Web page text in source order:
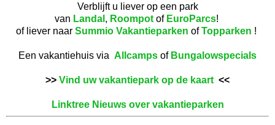
Verblijft u liever op een park
van Landal , Roompotof EuroParcs!
of liever naar Summio Vakantieparken ofTopparken !
Een vakantiehuis via Allcamps of Bungalowspecials
>> Vind uw vakantiepark op de kaart <<
Linktree Nieuws over vakantieparken